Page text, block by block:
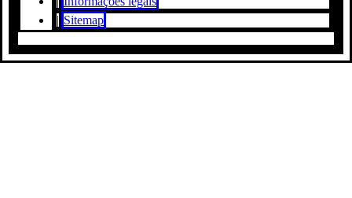
| Sitemap